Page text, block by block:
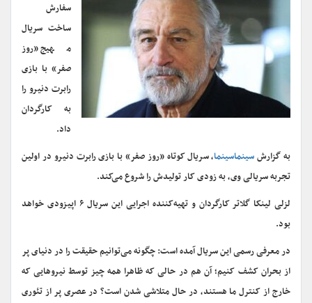
سفارش
ساخت سریال
مهیج «روز
صفر» با بازی
رابرت دنیرو را
به کارگردان
داد.
به گزارشسینماسینما، سریال کوتاه «روز صفر» با بازی رابرت دنیرو در اولین
تجربه سریالی وی، به زودی کار تولیدش را شروع می‌کند.
لزلی لینکا گلاتر کارگردان و تهیه‌کننده اجرایی این سریال ۶ اپیزودی خواهد
بود.
در معرفی رسمی این سریال آمده است: چگونه می‌توانیم حقیقت را در دنیای پر
از بحران کشف کنیم؛ آن هم در حالی که ظاهرا همه چیز توسط نیروهایی که
خارج از کنترل ما هستند، در حال متلاشی شدن است؟ در عصری پر از تئوری